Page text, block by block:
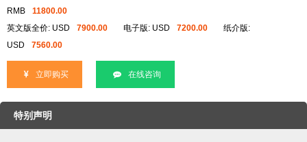
RMB
11800.00
英文版全价: USD
7900.00 电子版: USD 7200.00
纸介版:
USD
7560.00
立即购买 在线咨询
特别声明